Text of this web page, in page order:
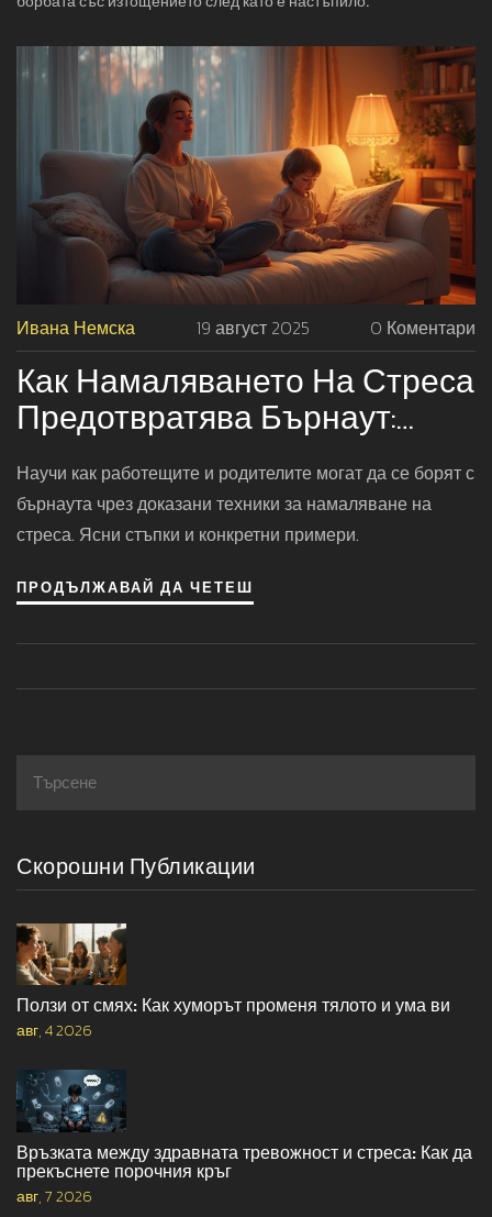
Ивана Немска 19 август 2025 0 Коментари
Как Намаляването На Стреса
Предотвратява Бърнаут:
Практични Съвети
Научи как работещите и родителите могат да се борят с
бърнаута чрез доказани техники за намаляване на
стреса. Ясни стъпки и конкретни примери.
ПРОДЪЛЖАВАЙ ДА ЧЕТЕШ
Скорошни Публикации
Ползи от смях: Как хуморът променя тялото и ума ви
авг, 4 2026
Връзката между здравната тревожност и стреса: Как да
прекъснете порочния кръг
авг, 7 2026